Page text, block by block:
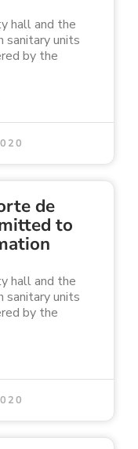
hall and the
sanitary units
by the
de
to
hall and the
sanitary units
by the